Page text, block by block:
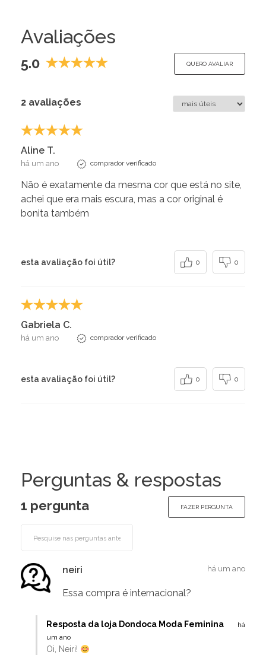
Avaliações
5.0 QUERO AVALIAR
2 avaliações
Aline T.
há um ano comprador verificado
Não é exatamente da mesma cor que está no site,
achei que era mais escura, mas a cor original é
bonita também
esta avaliação foi útil? 0 0
Gabriela C.
há um ano comprador verificado
esta avaliação foi útil? 0 0
Perguntas & respostas
1 pergunta FAZER PERGUNTA
neiri há um ano
Essa compra é internacional?
Resposta da loja Dondoca Moda Feminina
há
um ano
Oi, Neiri!